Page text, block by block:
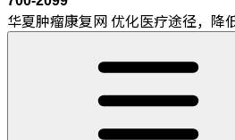
华夏肿瘤康复网 优化医疗途径，降